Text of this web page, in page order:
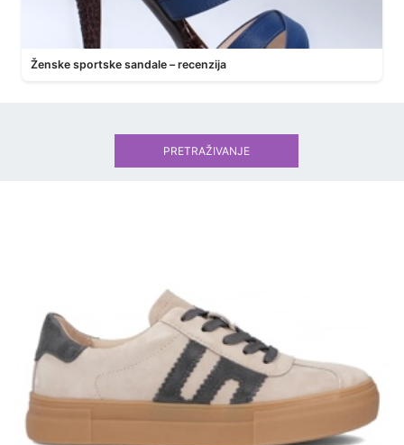
Ženske sportske sandale – recenzija
PRETRAŽIVANJE